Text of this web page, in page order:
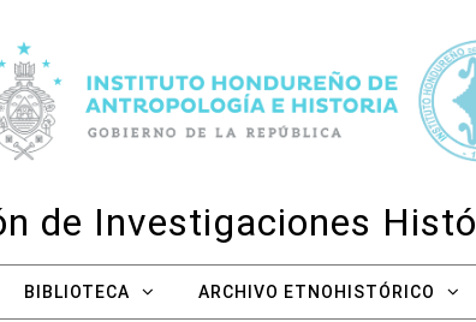
de Investigaciones
BIBLIOTECA ARCHIVO ETNOHISTÓRICO